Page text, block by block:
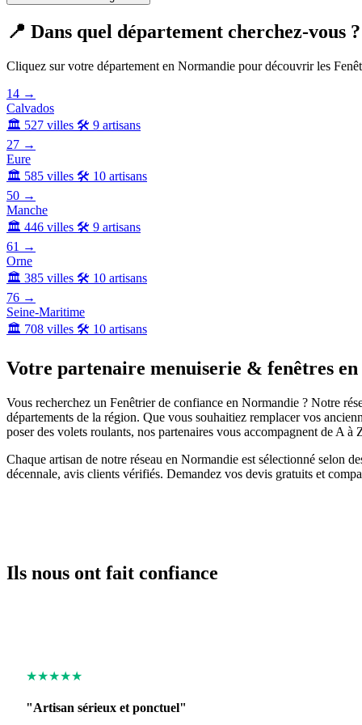
📍 Dans quel département cherchez-vous ?
Cliquez sur votre département en Normandie pour découvrir les
14 →
Calvados
🏛 527 villes 🛠 9 artisans
27 →
Eure
🏛 585 villes 🛠 10 artisans
50 →
Manche
🏛 446 villes 🛠 9 artisans
61 →
Orne
🏛 385 villes 🛠 10 artisans
76 →
Seine-Maritime
🏛 708 villes 🛠 10 artisans
Votre partenaire menuiserie & fenêtres
Vous recherchez un Fenêtrier de confiance en Normandie ? Notre
départements de la région. Que vous souhaitiez remplacer vos
poser des volets roulants, nos partenaires vous accompagnent de A à
Chaque artisan de notre réseau en Normandie est sélectionné selon
décennale, avis clients vérifiés. Demandez vos devis gratuits et
Ils nous ont fait confiance
★★★★★
"Artisan sérieux et ponctuel"